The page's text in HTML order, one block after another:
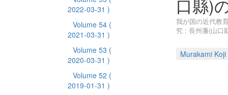
2022-03-31 )
Volume 54 (
2021-03-31 )
Volume 53 (
2020-03-31 )
Volume 52 (
2019-01-31 )
口縣)
我が国の近代教
究 : 長州藩(山口
Murakami Koji